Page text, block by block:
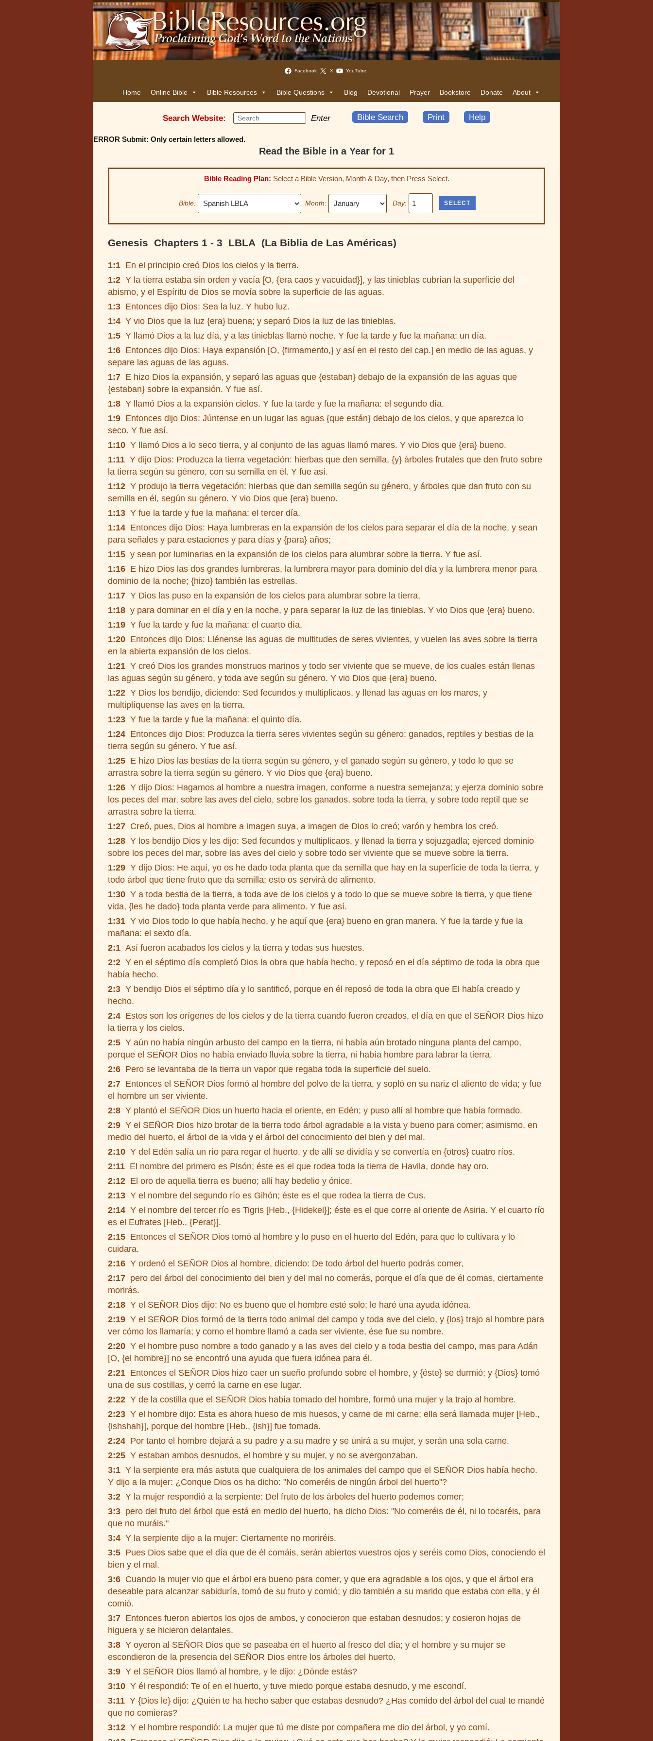
Facebook X YouTube
Home Online Bible Bible Resources Bible Questions Blog Devotional Prayer Bookstore Donate About
Search Website: Enter Bible Search Print Help
ERROR Submit: Only certain letters allowed.
Read the Bible in a Year for 1
Bible Reading Plan: Select a Bible Version, Month & Day, then Press Select.
Bible: Month: Day:
Genesis Chapters 1 - 3 LBLA (La Biblia de Las Américas)
1:1 En el principio creó Dios los cielos y la tierra.
1:2 Y la tierra estaba sin orden y vacía [O, {era caos y vacuidad}], y las tinieblas cubrían la superficie del
abismo, y el Espíritu de Dios se movía sobre la superficie de las aguas.
1:3 Entonces dijo Dios: Sea la luz. Y hubo luz.
1:4 Y vio Dios que la luz {era} buena; y separó Dios la luz de las tinieblas.
1:5 Y llamó Dios a la luz día, y a las tinieblas llamó noche. Y fue la tarde y fue la mañana: un día.
1:6 Entonces dijo Dios: Haya expansión [O, {firmamento,} y así en el resto del cap.] en medio de las aguas, y
separe las aguas de las aguas.
1:7 E hizo Dios la expansión, y separó las aguas que {estaban} debajo de la expansión de las aguas que
{estaban} sobre la expansión. Y fue así.
1:8 Y llamó Dios a la expansión cielos. Y fue la tarde y fue la mañana: el segundo día.
1:9 Entonces dijo Dios: Júntense en un lugar las aguas {que están} debajo de los cielos, y que aparezca lo
seco. Y fue así.
1:10 Y llamó Dios a lo seco tierra, y al conjunto de las aguas llamó mares. Y vio Dios que {era} bueno.
1:11 Y dijo Dios: Produzca la tierra vegetación: hierbas que den semilla, {y} árboles frutales que den fruto sobre
la tierra según su género, con su semilla en él. Y fue así.
1:12 Y produjo la tierra vegetación: hierbas que dan semilla según su género, y árboles que dan fruto con su
semilla en él, según su género. Y vio Dios que {era} bueno.
1:13 Y fue la tarde y fue la mañana: el tercer día.
1:14 Entonces dijo Dios: Haya lumbreras en la expansión de los cielos para separar el día de la noche, y sean
para señales y para estaciones y para días y {para} años;
1:15 y sean por luminarias en la expansión de los cielos para alumbrar sobre la tierra. Y fue así.
1:16 E hizo Dios las dos grandes lumbreras, la lumbrera mayor para dominio del día y la lumbrera menor para
dominio de la noche; {hizo} también las estrellas.
1:17 Y Dios las puso en la expansión de los cielos para alumbrar sobre la tierra,
1:18 y para dominar en el día y en la noche, y para separar la luz de las tinieblas. Y vio Dios que {era} bueno.
1:19 Y fue la tarde y fue la mañana: el cuarto día.
1:20 Entonces dijo Dios: Llénense las aguas de multitudes de seres vivientes, y vuelen las aves sobre la tierra
en la abierta expansión de los cielos.
1:21 Y creó Dios los grandes monstruos marinos y todo ser viviente que se mueve, de los cuales están llenas
las aguas según su género, y toda ave según su género. Y vio Dios que {era} bueno.
1:22 Y Dios los bendijo, diciendo: Sed fecundos y multiplicaos, y llenad las aguas en los mares, y
multiplíquense las aves en la tierra.
1:23 Y fue la tarde y fue la mañana: el quinto día.
1:24 Entonces dijo Dios: Produzca la tierra seres vivientes según su género: ganados, reptiles y bestias de la
tierra según su género. Y fue así.
1:25 E hizo Dios las bestias de la tierra según su género, y el ganado según su género, y todo lo que se
arrastra sobre la tierra según su género. Y vio Dios que {era} bueno.
1:26 Y dijo Dios: Hagamos al hombre a nuestra imagen, conforme a nuestra semejanza; y ejerza dominio sobre
los peces del mar, sobre las aves del cielo, sobre los ganados, sobre toda la tierra, y sobre todo reptil que se
arrastra sobre la tierra.
1:27 Creó, pues, Dios al hombre a imagen suya, a imagen de Dios lo creó; varón y hembra los creó.
1:28 Y los bendijo Dios y les dijo: Sed fecundos y multiplicaos, y llenad la tierra y sojuzgadla; ejerced dominio
sobre los peces del mar, sobre las aves del cielo y sobre todo ser viviente que se mueve sobre la tierra.
1:29 Y dijo Dios: He aquí, yo os he dado toda planta que da semilla que hay en la superficie de toda la tierra, y
todo árbol que tiene fruto que da semilla; esto os servirá de alimento.
1:30 Y a toda bestia de la tierra, a toda ave de los cielos y a todo lo que se mueve sobre la tierra, y que tiene
vida, {les he dado} toda planta verde para alimento. Y fue así.
1:31 Y vio Dios todo lo que había hecho, y he aquí que {era} bueno en gran manera. Y fue la tarde y fue la
mañana: el sexto día.
2:1 Así fueron acabados los cielos y la tierra y todas sus huestes.
2:2 Y en el séptimo día completó Dios la obra que había hecho, y reposó en el día séptimo de toda la obra que
había hecho.
2:3 Y bendijo Dios el séptimo día y lo santificó, porque en él reposó de toda la obra que El había creado y
hecho.
2:4 Estos son los orígenes de los cielos y de la tierra cuando fueron creados, el día en que el SEÑOR Dios hizo
la tierra y los cielos.
2:5 Y aún no había ningún arbusto del campo en la tierra, ni había aún brotado ninguna planta del campo,
porque el SEÑOR Dios no había enviado lluvia sobre la tierra, ni había hombre para labrar la tierra.
2:6 Pero se levantaba de la tierra un vapor que regaba toda la superficie del suelo.
2:7 Entonces el SEÑOR Dios formó al hombre del polvo de la tierra, y sopló en su nariz el aliento de vida; y fue
el hombre un ser viviente.
2:8 Y plantó el SEÑOR Dios un huerto hacia el oriente, en Edén; y puso allí al hombre que había formado.
2:9 Y el SEÑOR Dios hizo brotar de la tierra todo árbol agradable a la vista y bueno para comer; asimismo, en
medio del huerto, el árbol de la vida y el árbol del conocimiento del bien y del mal.
2:10 Y del Edén salía un río para regar el huerto, y de allí se dividía y se convertía en {otros} cuatro ríos.
2:11 El nombre del primero es Pisón; éste es el que rodea toda la tierra de Havila, donde hay oro.
2:12 El oro de aquella tierra es bueno; allí hay bedelio y ónice.
2:13 Y el nombre del segundo río es Gihón; éste es el que rodea la tierra de Cus.
2:14 Y el nombre del tercer río es Tigris [Heb., {Hidekel}]; éste es el que corre al oriente de Asiria. Y el cuarto río
es el Eufrates [Heb., {Perat}].
2:15 Entonces el SEÑOR Dios tomó al hombre y lo puso en el huerto del Edén, para que lo cultivara y lo
cuidara.
2:16 Y ordenó el SEÑOR Dios al hombre, diciendo: De todo árbol del huerto podrás comer,
2:17 pero del árbol del conocimiento del bien y del mal no comerás, porque el día que de él comas, ciertamente
morirás.
2:18 Y el SEÑOR Dios dijo: No es bueno que el hombre esté solo; le haré una ayuda idónea.
2:19 Y el SEÑOR Dios formó de la tierra todo animal del campo y toda ave del cielo, y {los} trajo al hombre para
ver cómo los llamaría; y como el hombre llamó a cada ser viviente, ése fue su nombre.
2:20 Y el hombre puso nombre a todo ganado y a las aves del cielo y a toda bestia del campo, mas para Adán
[O, {el hombre}] no se encontró una ayuda que fuera idónea para él.
2:21 Entonces el SEÑOR Dios hizo caer un sueño profundo sobre el hombre, y {éste} se durmió; y {Dios} tomó
una de sus costillas, y cerró la carne en ese lugar.
2:22 Y de la costilla que el SEÑOR Dios había tomado del hombre, formó una mujer y la trajo al hombre.
2:23 Y el hombre dijo: Esta es ahora hueso de mis huesos, y carne de mi carne; ella será llamada mujer [Heb.,
{ishshah}], porque del hombre [Heb., {ish}] fue tomada.
2:24 Por tanto el hombre dejará a su padre y a su madre y se unirá a su mujer, y serán una sola carne.
2:25 Y estaban ambos desnudos, el hombre y su mujer, y no se avergonzaban.
3:1 Y la serpiente era más astuta que cualquiera de los animales del campo que el SEÑOR Dios había hecho.
Y dijo a la mujer: ¿Conque Dios os ha dicho: "No comeréis de ningún árbol del huerto"?
3:2 Y la mujer respondió a la serpiente: Del fruto de los árboles del huerto podemos comer;
3:3 pero del fruto del árbol que está en medio del huerto, ha dicho Dios: "No comeréis de él, ni lo tocaréis, para
que no muráis."
3:4 Y la serpiente dijo a la mujer: Ciertamente no moriréis.
3:5 Pues Dios sabe que el día que de él comáis, serán abiertos vuestros ojos y seréis como Dios, conociendo el
bien y el mal.
3:6 Cuando la mujer vio que el árbol era bueno para comer, y que era agradable a los ojos, y que el árbol era
deseable para alcanzar sabiduría, tomó de su fruto y comió; y dio también a su marido que estaba con ella, y él
comió.
3:7 Entonces fueron abiertos los ojos de ambos, y conocieron que estaban desnudos; y cosieron hojas de
higuera y se hicieron delantales.
3:8 Y oyeron al SEÑOR Dios que se paseaba en el huerto al fresco del día; y el hombre y su mujer se
escondieron de la presencia del SEÑOR Dios entre los árboles del huerto.
3:9 Y el SEÑOR Dios llamó al hombre, y le dijo: ¿Dónde estás?
3:10 Y él respondió: Te oí en el huerto, y tuve miedo porque estaba desnudo, y me escondí.
3:11 Y {Dios le} dijo: ¿Quién te ha hecho saber que estabas desnudo? ¿Has comido del árbol del cual te mandé
que no comieras?
3:12 Y el hombre respondió: La mujer que tú me diste por compañera me dio del árbol, y yo comí.